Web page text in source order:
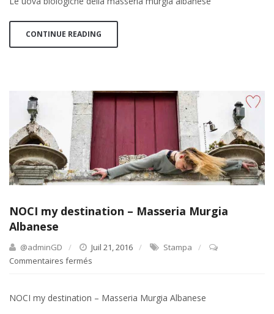
CONTINUE READING
NOCI my destination – Masseria Murgia
Albanese
@adminGD Juil 21, 2016
Stampa
Commentaires fermés
destination
NOCI my destination – Masseria Murgia Albanese